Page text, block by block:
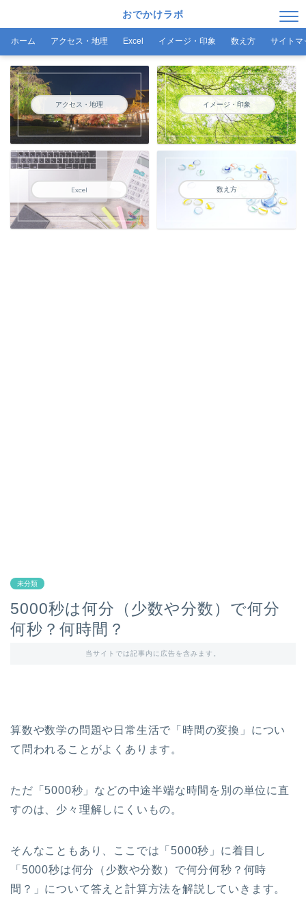
おでかけラボ
ホーム アクセス・地理 Excel イメージ・印象 数え方 サイトマ
アクセス・地理 イメージ・印象
Excel 数え方
未分類
5000秒は何分（少数や分数）で何分
何秒？何時間？
当サイトでは記事内に広告を含みます。
算数や数学の問題や日常生活で「時間の変換」につい
て問われることがよくあります。
ただ「5000秒」などの中途半端な時間を別の単位に直
すのは、少々理解しにくいもの。
そんなこともあり、ここでは「5000秒」に着目し
「5000秒は何分（少数や分数）で何分何秒？何時
間？」について答えと計算方法を解説していきます。